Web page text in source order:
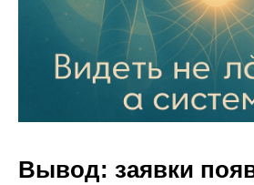
Вывод: заявки